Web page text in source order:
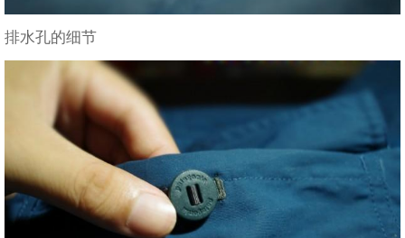
排水孔的细节